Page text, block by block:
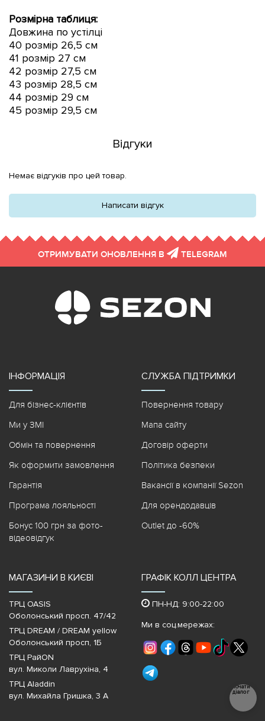
Розмірна таблиця:
Довжина по устілці
40 розмір 26,5 см
41 розмір 27 см
42 розмір 27,5 см
43 розмір 28,5 см
44 розмір 29 см
45 розмір 29,5 см
Відгуки
Немає відгуків про цей товар.
Написати відгук
ОТРИМУВАТИ ОНОВЛЕННЯ В TELEGRAM
ІНФОРМАЦІЯ
Для бізнес-клієнтів
Ми у ЗМІ
Обмін та повернення
Як оформити замовлення
Гарантія
Програма лояльності
Бонус 100 грн за фото-
відеовідгук
СЛУЖБА ПІДТРИМКИ
Повернення товару
Мапа сайту
Договір оферти
Політика безпеки
Вакансії в компанії Sezon
Для орендодавців
Outlet до -60%
МАГАЗИНИ В КИЄВІ
ТРЦ OASIS
Оболонський просп. 47/42
ТРЦ DREAM / DREAM yellow
Оболонський просп, 1Б
ТРЦ РайON
вул. Миколи Лаврухіна, 4
ТРЦ Aladdin
вул. Михайла Гришка, 3 А
ГРАФІК КОЛЛ ЦЕНТРА
ПН-НД: 9:00-22:00
Ми в соц.мережах:
Почати
діалог